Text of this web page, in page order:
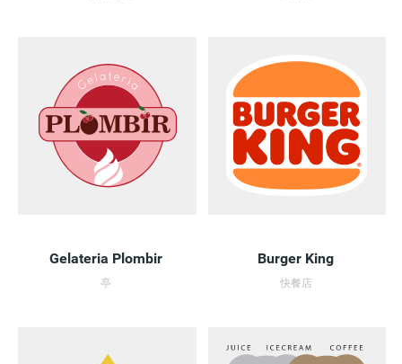
Gelateria Plombir
亭
Burger King
快餐店